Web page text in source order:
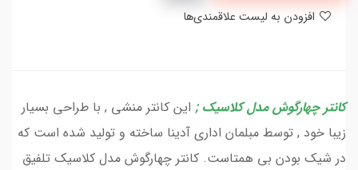
کانتر چهارگوش مدل کلاسیک ; این کانتر منشی , با طراحی بسیار
زیبا خود , توسط مبلمان اداری آدینا ساخته و تولید شده است که
در شیک بودن بی همتاست. کانتر چهارگوش مدل کلاسیک تلفیق